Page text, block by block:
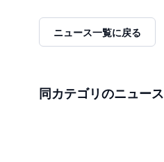
ニュース一覧に戻る
同カテゴリのニュース